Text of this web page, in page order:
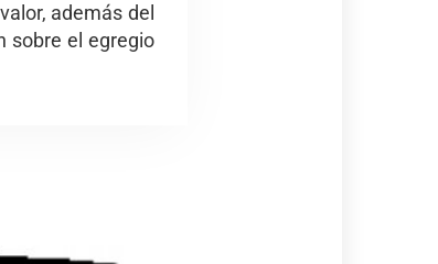
además del
sobre el egregio